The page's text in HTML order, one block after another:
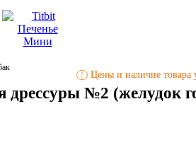
! Цены и наличие товара
дрессуры №2 (желудок